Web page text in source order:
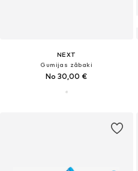
NEXT
Gumijas zābaki
No 30,00 €